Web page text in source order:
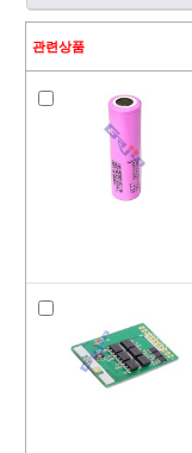
관련상품